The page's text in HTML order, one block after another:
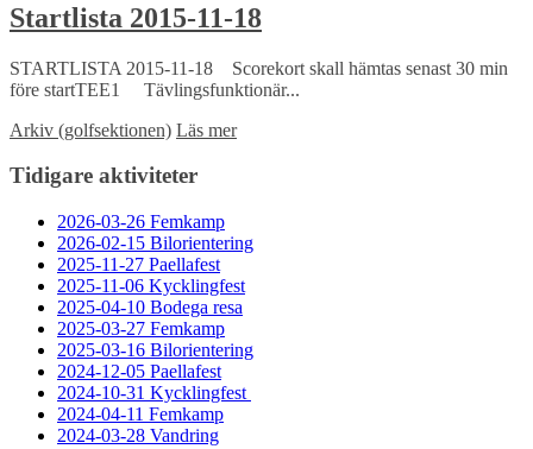
Startlista 2015-11-18
STARTLISTA 2015-11-18 Scorekort skall hämtas senast 30 min
före startTEE1 Tävlingsfunktionär...
Arkiv (golfsektionen) Läs mer
Tidigare aktiviteter
2026-03-26 Femkamp
2026-02-15 Bilorientering
2025-11-27 Paellafest
2025-11-06 Kycklingfest
2025-04-10 Bodega resa
2025-03-27 Femkamp
2025-03-16 Bilorientering
2024-12-05 Paellafest
2024-10-31 Kycklingfest
2024-04-11 Femkamp
2024-03-28 Vandring